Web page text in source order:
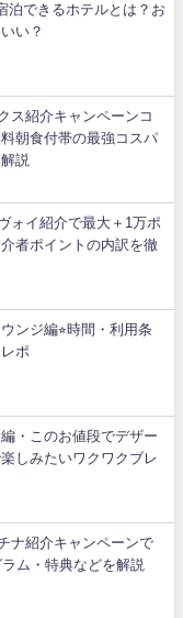
泊できるホテルとは？お
い？
ス紹介キャンペーンコ
朝食付帯の最強コスパ
説
ォイ紹介で最大＋1万ポ
者ポイントの内訳を徹
ンジ編⭐︎時間・利用条
ポ
・このお値段でデザー
しみたいワクワクブレ
ナ紹介キャンペーンで
ム・特典などを解説